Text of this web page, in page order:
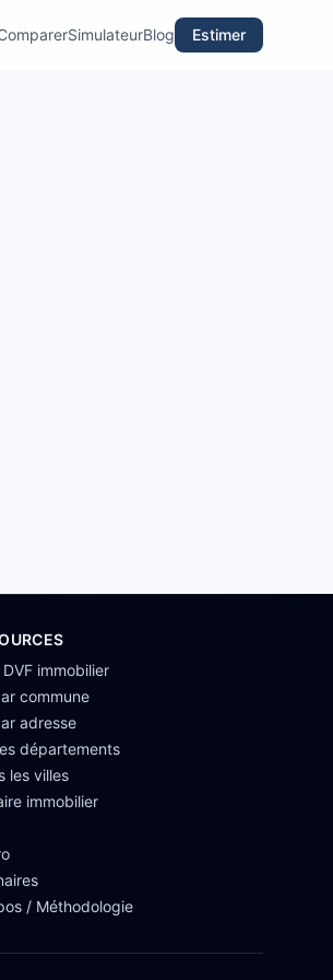
SimulateurBlog Estimer
DVF immobilier
commune
adresse
départements
les villes
immobilier
/ Méthodologie